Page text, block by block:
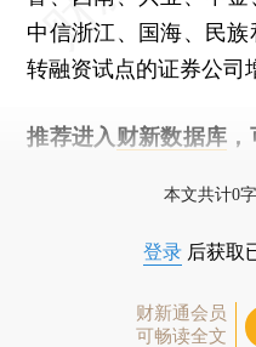
中信浙江、国海、民族
转融资试点的证券公司
推荐进入 财新数据库
本文共计0
登录 后获取
财新通会员
可畅读全文